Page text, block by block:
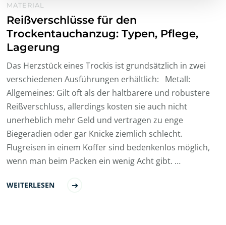
MATERIAL
Reißverschlüsse für den
Trockentauchanzug: Typen, Pflege,
Lagerung
Das Herzstück eines Trockis ist grundsätzlich in zwei
verschiedenen Ausführungen erhältlich: Metall:
Allgemeines: Gilt oft als der haltbarere und robustere
Reißverschluss, allerdings kosten sie auch nicht
unerheblich mehr Geld und vertragen zu enge
Biegeradien oder gar Knicke ziemlich schlecht.
Flugreisen in einem Koffer sind bedenkenlos möglich,
wenn man beim Packen ein wenig Acht gibt. …
WEITERLESEN